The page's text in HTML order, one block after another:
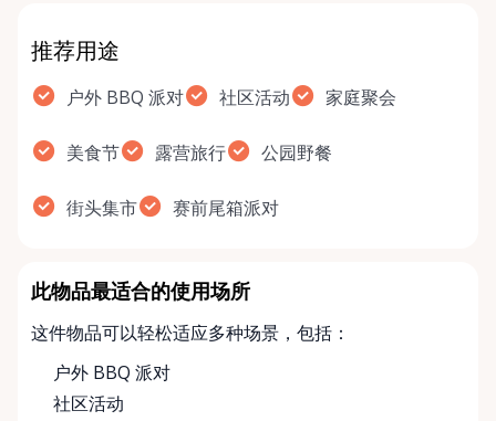
推荐用途
户外 BBQ 派对 社区活动 家庭聚会
美食节 露营旅行 公园野餐
街头集市 赛前尾箱派对
此物品最适合的使用场所
这件物品可以轻松适应多种场景，包括：
户外 BBQ 派对
社区活动